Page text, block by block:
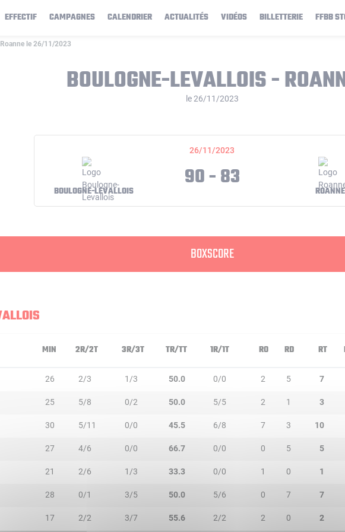
EFFECTIF CAMPAGNES CALENDRIER ACTUALITÉS VIDÉOS BILLETTERIE FFBB
le 26/11/2023
BOULOGNE-LEVALLOIS -
le 26/11/2023
26/11/2023
BOULOGNE-LEVALLOIS 90 - 83 ROANNE
BOXSCORE
MIN 2R/2T 3R/3T TR/TT 1R/1T RO RD RT
26 2/3 1/3 50.0 0/0 2 5 7
25 5/8 0/2 50.0 5/5 2 1 3
30 5/11 0/0 45.5 6/8 7 3 10
27 4/6 0/0 66.7 0/0 0 5 5
21 2/6 1/3 33.3 0/0 1 0 1
28 0/1 3/5 50.0 5/6 0 7 7
17 2/2 3/7 55.6 2/2 2 0 2